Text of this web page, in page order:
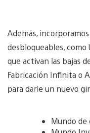
Además,
desbloqueables,
que activan las bajas
Fabricación Infinita o
para darle un nuevo
Mundo de